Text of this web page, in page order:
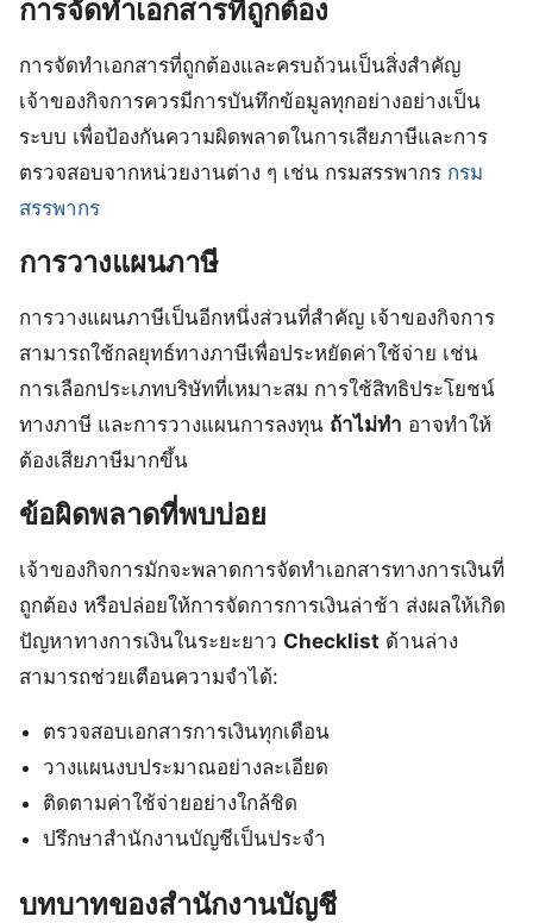
การจัดทำเอกสารที่ถูกต้อง
การจัดทำเอกสารที่ถูกต้องและครบถ้วนเป็นสิ่งสำคัญ
เจ้าของกิจการควรมีการบันทึกข้อมูลทุกอย่างอย่างเป็น
ระบบ เพื่อป้องกันความผิดพลาดในการเสียภาษีและการ
ตรวจสอบจากหน่วยงานต่าง ๆ เช่น กรมสรรพากร กรม
สรรพากร
การวางแผนภาษี
การวางแผนภาษีเป็นอีกหนึ่งส่วนที่สำคัญ เจ้าของกิจการ
สามารถใช้กลยุทธ์ทางภาษีเพื่อประหยัดค่าใช้จ่าย เช่น
การเลือกประเภทบริษัทที่เหมาะสม การใช้สิทธิประโยชน์
ทางภาษี และการวางแผนการลงทุน ถ้าไม่ทำ อาจทำให้
ต้องเสียภาษีมากขึ้น
ข้อผิดพลาดที่พบบ่อย
เจ้าของกิจการมักจะพลาดการจัดทำเอกสารทางการเงินที่
ถูกต้อง หรือปล่อยให้การจัดการการเงินล่าช้า ส่งผลให้เกิด
ปัญหาทางการเงินในระยะยาว Checklist ด้านล่าง
สามารถช่วยเตือนความจำได้:
ตรวจสอบเอกสารการเงินทุกเดือน
วางแผนงบประมาณอย่างละเอียด
ติดตามค่าใช้จ่ายอย่างใกล้ชิด
ปรึกษาสำนักงานบัญชีเป็นประจำ
บทบาทของสำนักงานบัญชี